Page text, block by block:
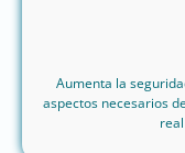
Aumenta la
aspectos necesarios